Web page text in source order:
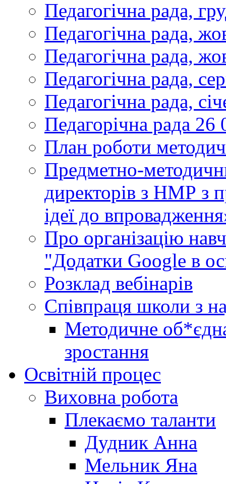
Педагогічна рада,
Педагогічна рада,
Педагогічна рада,
Педагогічна рада,
Педагогічна рада,
Педагорічна рада 26
План роботи
Предметно-
директорів з НМР з
ідеї до
Про організацію
"Додатки Google в
Розклад вебінарів
Співпраця школи з
Методичне
зростання
Освітній процес
Виховна робота
Плекаємо таланти
Дудник Анна
Мельник Яна